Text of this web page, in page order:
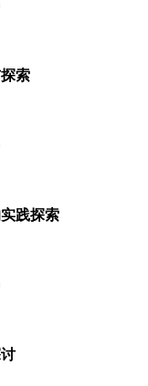
索
践探索